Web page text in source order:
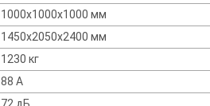
1000х1000х1000 мм
1450х2050х2400 мм
1230 кг
88 A